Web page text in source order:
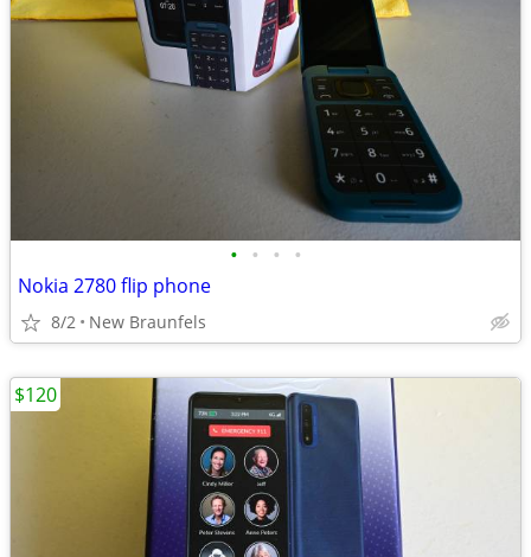
• • • •
Nokia 2780 flip phone
8/2 New Braunfels
$120